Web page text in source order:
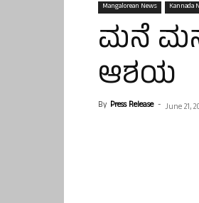
Mangalorean News Kannada
ಮನೆ
ಆಶಯ
By Press Release - June 21,